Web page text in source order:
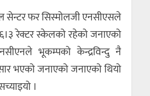
सेन्टर फर सिस्मोलजी एनसीएसले
रेक्टर स्केलको रहेको जनाएको
भूकम्पको केन्द्रविन्दु नै
भएको जनाएको जनाएको थियो
।